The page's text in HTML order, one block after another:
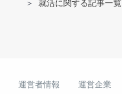
就活に関する記事一覧
運営者情報 運営企業